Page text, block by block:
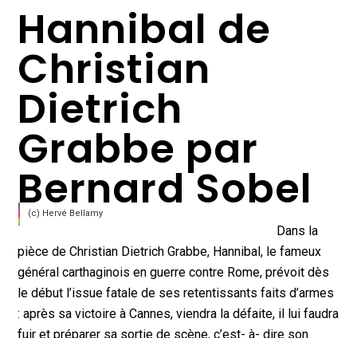
Hannibal de
Christian
Dietrich
Grabbe par
Bernard Sobel
(c) Hervé Bellamy
Dans la
pièce de Christian Dietrich Grabbe, Hannibal, le fameux
général carthaginois en guerre contre Rome, prévoit dès
le début l’issue fatale de ses retentissants faits d’armes
: après sa victoire à Cannes, viendra la défaite, il lui faudra
fuir et préparer sa sortie de scène, c’est- à- dire son